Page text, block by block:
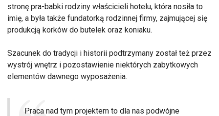
stronę pra-babki rodziny właścicieli hotelu, która nosiła to
imię, a była także fundatorką rodzinnej firmy, zajmującej się
produkcją korków do butelek oraz koniaku.
Szacunek do tradycji i historii podtrzymany został też przez
wystrój wnętrz i pozostawienie niektórych zabytkowych
elementów dawnego wyposażenia.
Praca nad tym projektem to dla nas podwójne